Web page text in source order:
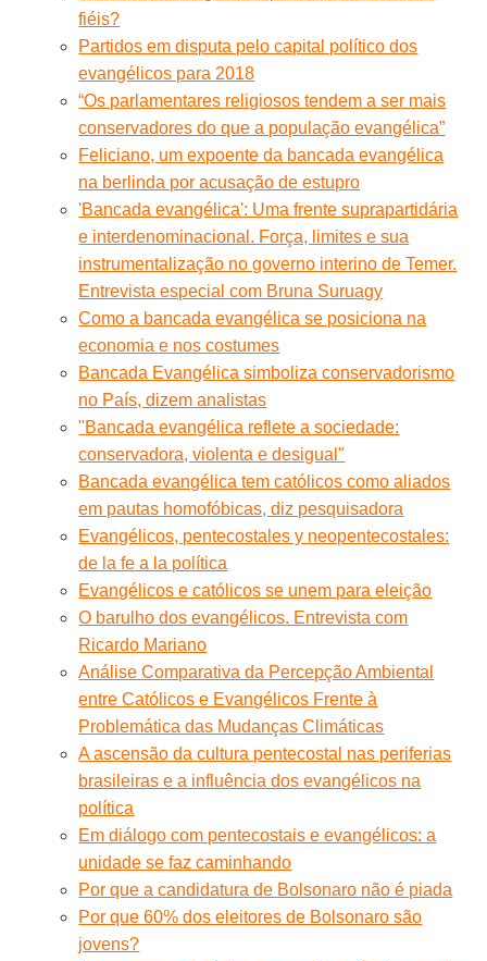
fiéis?
Partidos em disputa pelo capital político dos
evangélicos para 2018
“Os parlamentares religiosos tendem a ser mais
conservadores do que a população evangélica”
Feliciano, um expoente da bancada evangélica
na berlinda por acusação de estupro
'Bancada evangélica': Uma frente suprapartidária
e interdenominacional. Força, limites e sua
instrumentalização no governo interino de Temer.
Entrevista especial com Bruna Suruagy
Como a bancada evangélica se posiciona na
economia e nos costumes
Bancada Evangélica simboliza conservadorismo
no País, dizem analistas
"Bancada evangélica reflete a sociedade:
conservadora, violenta e desigual"
Bancada evangélica tem católicos como aliados
em pautas homofóbicas, diz pesquisadora
Evangélicos, pentecostales y neopentecostales:
de la fe a la política
Evangélicos e católicos se unem para eleição
O barulho dos evangélicos. Entrevista com
Ricardo Mariano
Análise Comparativa da Percepção Ambiental
entre Católicos e Evangélicos Frente à
Problemática das Mudanças Climáticas
A ascensão da cultura pentecostal nas periferias
brasileiras e a influência dos evangélicos na
política
Em diálogo com pentecostais e evangélicos: a
unidade se faz caminhando
Por que a candidatura de Bolsonaro não é piada
Por que 60% dos eleitores de Bolsonaro são
jovens?